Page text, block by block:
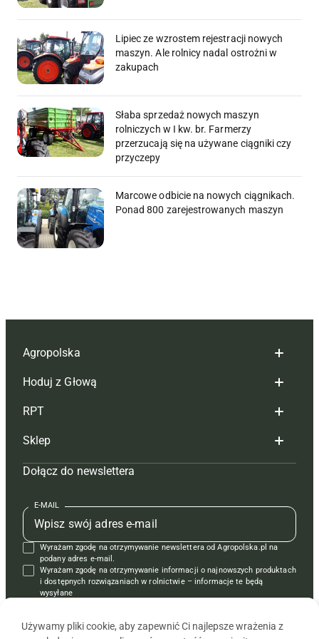
Lipiec ze wzrostem rejestracji nowych
maszyn. Ale rolnicy nadal ostrożni w
zakupach
Słaba sprzedaż nowych maszyn
rolniczych w I kw. br. Farmerzy
przerzucają się na używane ciągniki czy
przyczepy
Marcowe odbicie na nowych ciągnikach.
Ponad 800 zarejestrowanych maszyn
Agropolska
Redakcja
Reklama
Tagi
Mapa serwisu
Kontakt
Regulamin
Polityka prywatności
Hoduj z Głową
Hoduj z głową bydło
Hoduj z głową świnie
Prenumerata
Redakcja
Kontakt
Reklama
RPT
Redakcja
Prenumerata
Reklama
Kontakt
Krzyżówki
Sklep
Czasopisma i prenumerata
Książki
Regulamin
Dołącz do newslettera
E-MAIL
Wyrażam zgodę na otrzymywanie newslettera od Agropolska.pl na
podany adres e-mail.
Wyrażam zgodę na otrzymywanie informacji o najnowszych produktach
i dostępnych rozwiązaniach w rolnictwie – informacje te będą
wysyłane
Używamy pliki cookie, aby zapewnić Ci najlepsze wrażenia z